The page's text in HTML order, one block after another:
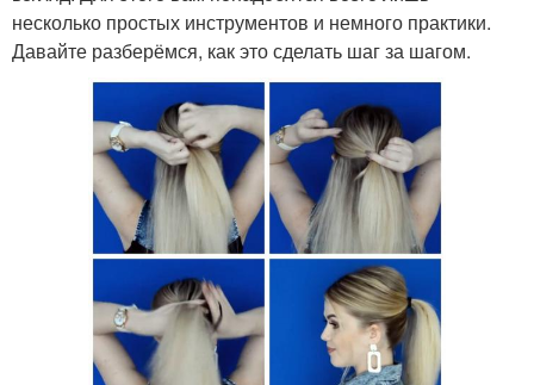
несколько простых инструментов и немного практики.
Давайте разберёмся, как это сделать шаг за шагом.